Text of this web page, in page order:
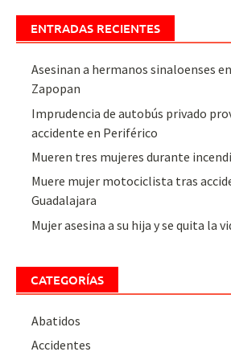
ENTRADAS RECIENTES
Asesinan a hermanos sinaloenses
Zapopan
Imprudencia de autobús privado
accidente en Periférico
Mueren tres mujeres durante
Muere mujer motociclista tras
Guadalajara
Mujer asesina a su hija y se quita la
CATEGORÍAS
Abatidos
Accidentes